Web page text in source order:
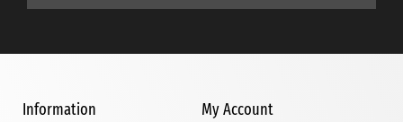
Information My Account